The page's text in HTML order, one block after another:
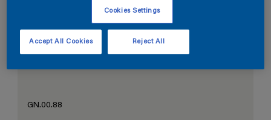
GN.00.88
Cookies Settings
Reject All
Accept All Cookies